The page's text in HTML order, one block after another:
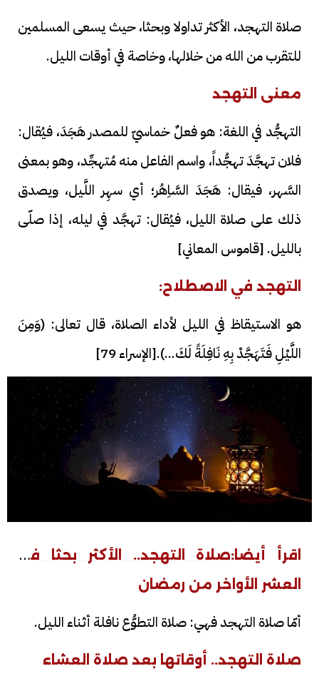
صلاة التهجد، الأكثر تداولا وبحثا، حيث يسعى المسلمين
للتقرب من الله من خلالها، وخاصة في أوقات الليل.
معنى التهجد
التهجُّد في اللغة: هو فعلٌ خماسيّ للمصدر هَجَدَ، فيُقال:
فلان تهجَّدَ تهجُّداً، واسم الفاعل منه مُتهجِّد، وهو بمعنى
السَّهر، فيقال: هَجَدَ السَّاِهُر؛ أي سهِر اللَّيل، ويصدق
ذلك على صلاة الليل، فيُقال: تهجَّد في ليله، إذا صلّى
بالليل. [قاموس المعاني]
التهجد في الاصطلاح:
هو الاستيقاظ في الليل لأداء الصلاة، قال تعالى: (وَمِنَ
اللَّيْلِ فَتَهَجَّدْ بِهِ نَافِلَةً لَكَ...).[الإسراء 79]
اقرأ أيضا:صلاة التهجد.. الأكثر بحثا في
العشر الأواخر من رمضان
أمّا صلاة التهجد فهي: صلاة التطوُّع نافلة أثناء الليل.
صلاة التهجد.. أوقاتها بعد صلاة العشاء